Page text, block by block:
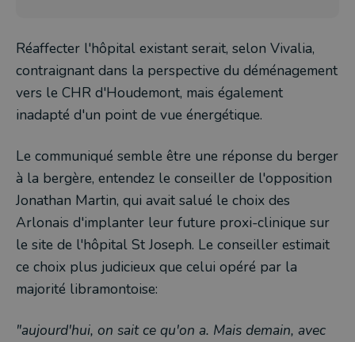
Réaffecter l'hôpital existant serait, selon Vivalia,
contraignant dans la perspective du déménagement
vers le CHR d'Houdemont, mais également
inadapté d'un point de vue énergétique.
Le communiqué semble être une réponse du berger
à la bergère, entendez le conseiller de l'opposition
Jonathan Martin, qui avait salué le choix des
Arlonais d'implanter leur future proxi-clinique sur
le site de l'hôpital St Joseph. Le conseiller estimait
ce choix plus judicieux que celui opéré par la
majorité libramontoise:
"aujourd'hui, on sait ce qu'on a. Mais demain, avec